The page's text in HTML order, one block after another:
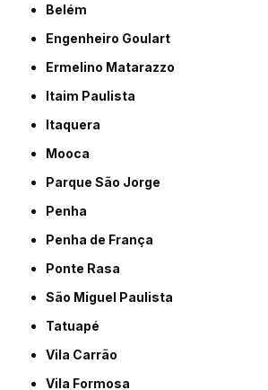
Belém
Engenheiro Goulart
Ermelino Matarazzo
Itaim Paulista
Itaquera
Mooca
Parque São Jorge
Penha
Penha de França
Ponte Rasa
São Miguel Paulista
Tatuapé
Vila Carrão
Vila Formosa